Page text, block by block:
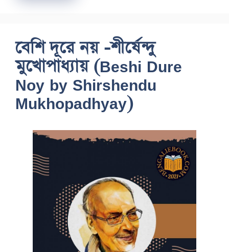
বেশি দূরে নয় -শীর্ষেন্দু
মুখোপাধ্যায় (Beshi Dure
Noy by Shirshendu
Mukhopadhyay)